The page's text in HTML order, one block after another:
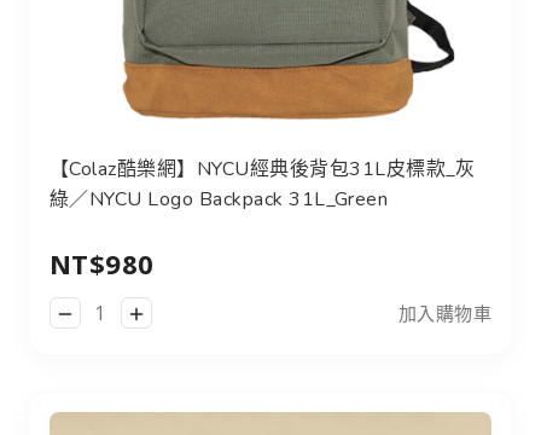
【Colaz酷樂網】NYCU經典後背包31L皮標款_灰
綠／NYCU Logo Backpack 31L_Green
NT$980
加入購物車